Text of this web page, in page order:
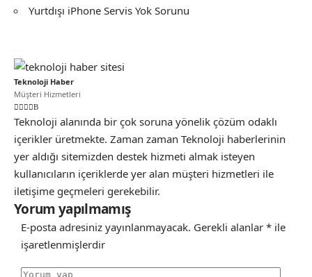
Yurtdışı iPhone Servis Yok Sorunu
Teknoloji Haber
Müşteri Hizmetleri
Teknoloji alanında bir çok soruna yönelik çözüm odaklı
içerikler üretmekte. Zaman zaman Teknoloji haberlerinin
yer aldığı sitemizden destek hizmeti almak isteyen
kullanıcıların içeriklerde yer alan müşteri hizmetleri ile
iletişime geçmeleri gerekebilir.
Yorum yapılmamış
E-posta adresiniz yayınlanmayacak. Gerekli alanlar * ile
işaretlenmişlerdir